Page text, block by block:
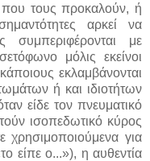
που τους προκαλούν, ή
αρκεί να
συμπεριφέρονται με
μόλις εκείνοι
εκλαμβάνονται
ή και ιδιοτήτων
είδε τον πνευματικό
ισοπεδωτικό κύρος
χρησιμοποιούμενα για
είπε ο...»), η αυθεντία